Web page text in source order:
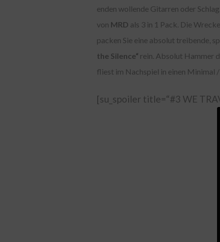
enden wollende Gitarren oder
von MRD als 3 in 1 Pack. Die
packen Sie eine absolut treibende,
the Silence“ rein. Absolut Hammer
fliest im Nachspiel in einen Minimal
[su_spoiler title=“#3 WE